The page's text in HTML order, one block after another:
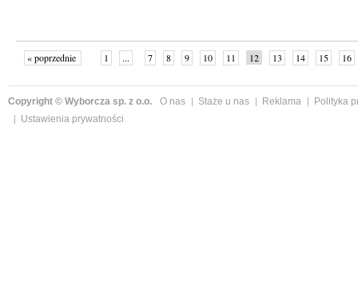
« poprzednie 1 ... 7 8 9 10 11 12 13 14 15 16
Copyright © Wyborcza sp. z o.o. O nas Staże u nas Reklama
Polityka
Ustawienia prywatności